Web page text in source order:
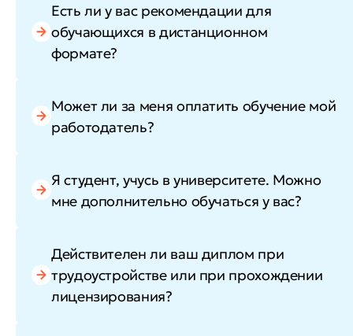
Есть ли у вас рекомендации для
обучающихся в дистанционном
формате?
Может ли за меня оплатить обучение мой
работодатель?
Я студент, учусь в университете. Можно
мне дополнительно обучаться у вас?
Действителен ли ваш диплом при
трудоустройстве или при прохождении
лицензирования?